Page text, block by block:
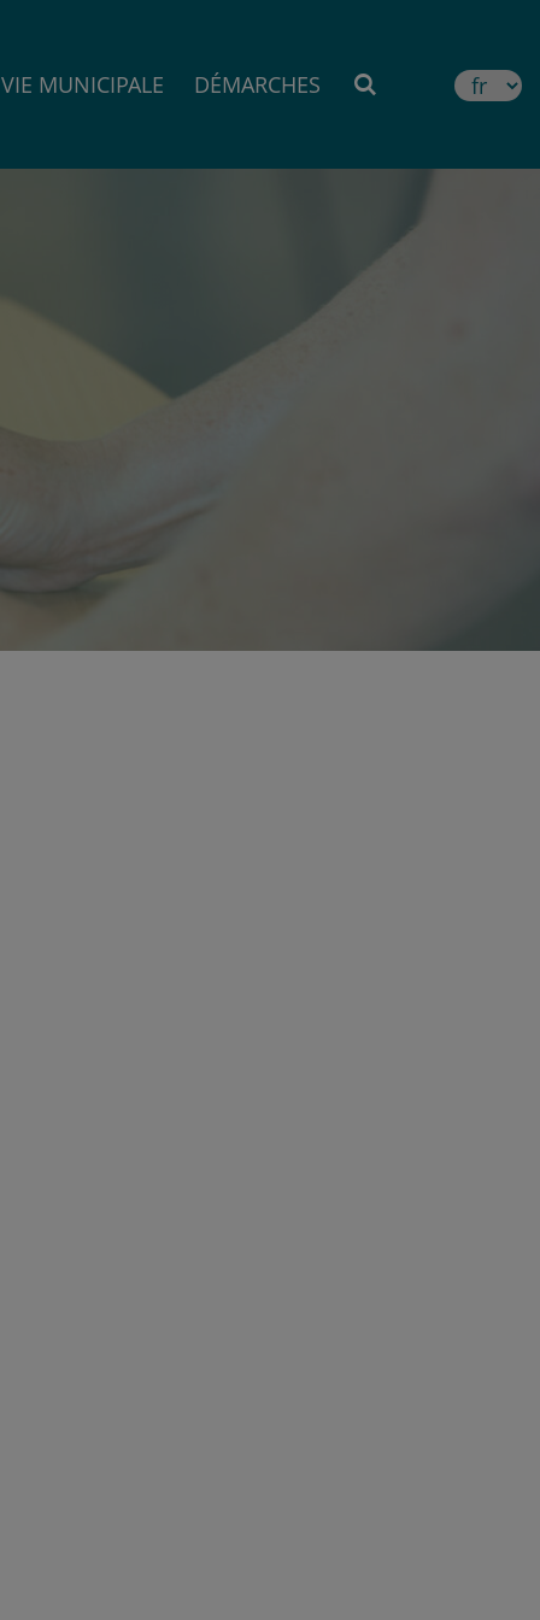
VIE MUNICIPALE DÉMARCHES MOTEUR DE